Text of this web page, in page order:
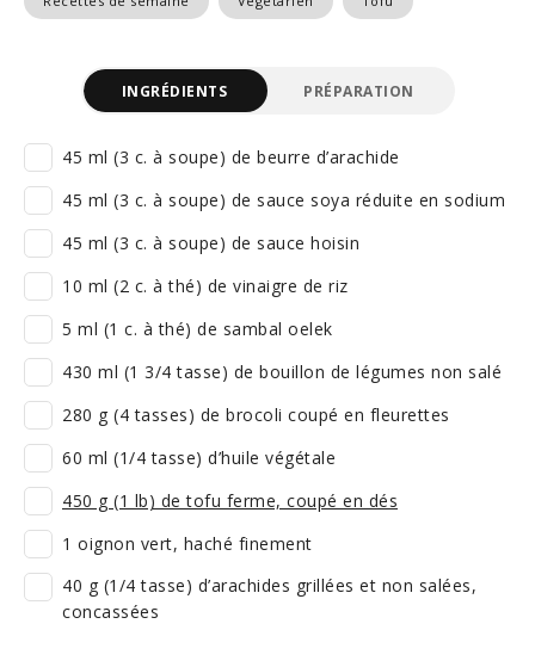
INGRÉDIENTS PRÉPARATION
45 ml (3 c. à soupe) de beurre d’arachide
45 ml (3 c. à soupe) de sauce soya réduite en sodium
45 ml (3 c. à soupe) de sauce hoisin
10 ml (2 c. à thé) de vinaigre de riz
5 ml (1 c. à thé) de sambal oelek
430 ml (1 3/4 tasse) de bouillon de légumes non salé
280 g (4 tasses) de brocoli coupé en fleurettes
60 ml (1/4 tasse) d’huile végétale
450 g (1 lb) de tofu ferme, coupé en dés
1 oignon vert, haché finement
40 g (1/4 tasse) d’arachides grillées et non salées,
concassées